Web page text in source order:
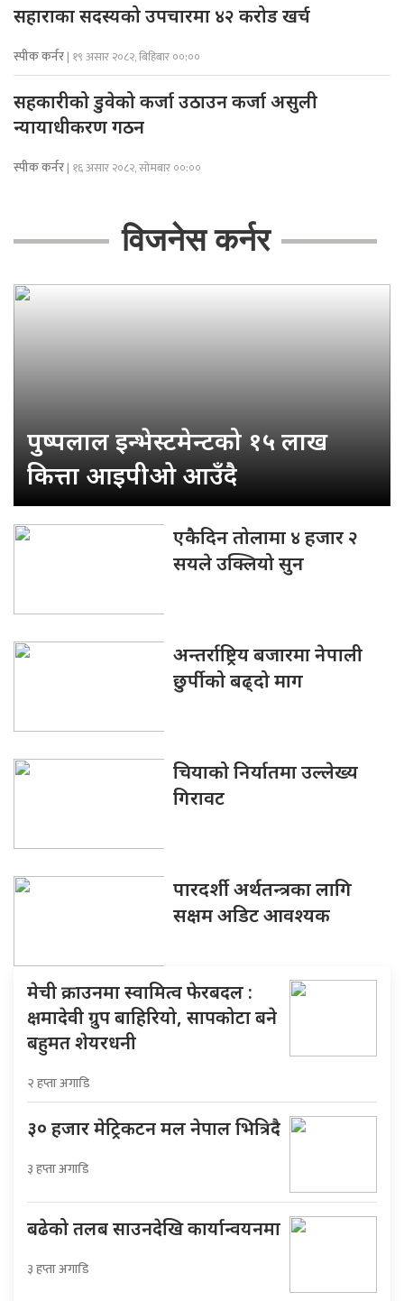
सहाराका सदस्यको उपचारमा ४२ करोड खर्च
स्पीक कर्नर| १९ असार २०८२, बिहिबार ००:००
सहकारीको डुवेको कर्जा उठाउन कर्जा असुली
न्यायाधीकरण गठन
स्पीक कर्नर| १६ असार २०८२, सोमबार ००:००
विजनेस कर्नर
पुष्पलाल इन्भेस्टमेन्टको १५ लाख
कित्ता आइपीओ आउँदै
एकैदिन तोलामा ४ हजार २
सयले उक्लियो सुन
अन्तर्राष्ट्रिय बजारमा नेपाली
छुर्पीको बढ्दो माग
चियाको निर्यातमा उल्लेख्य
गिरावट
पारदर्शी अर्थतन्त्रका लागि
सक्षम अडिट आवश्यक
मेची क्राउनमा स्वामित्व फेरबदल :
क्षमादेवी ग्रुप बाहिरियो, सापकोटा बने
बहुमत शेयरधनी
२ हप्ता अगाडि
३० हजार मेट्रिकटन मल नेपाल भित्रिदै
३ हप्ता अगाडि
बढेको तलब साउनदेखि कार्यान्वयनमा
३ हप्ता अगाडि